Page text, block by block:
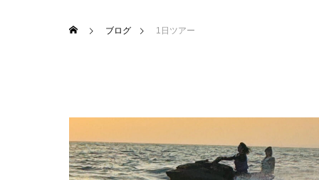
ブログ 1日ツアー